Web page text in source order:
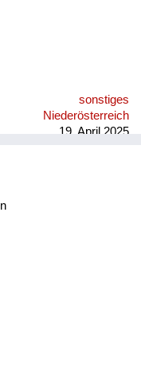
sonstiges
Niederösterreich
19. April 2025